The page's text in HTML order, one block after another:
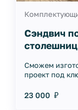
Сэндвич
Сможем
проект под
23 000 ₽